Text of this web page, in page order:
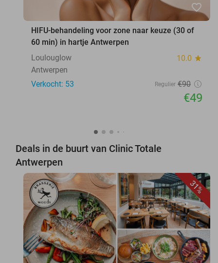
favorite_border
HIFU-behandeling voor zone naar keuze (30 of
60 min) in hartje Antwerpen
Loulouglow
10.0 star
Antwerpen
Verkocht: 53
Regulier €90
€49
Deals in de buurt van Clinic Totale
Antwerpen
31%